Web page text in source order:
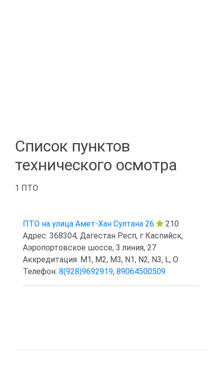
Список пунктов
технического осмотра
1 ПТО
ПТО на улица Амет-Хан Султана 26
210
Адрес: 368304, Дагестан Респ, г Каспийск,
Аэропортовское шоссе, 3 линия, 27
Аккредитация: M1, M2, M3, N1, N2, N3, L, O
Телефон: 8(928)9692919, 89064500509